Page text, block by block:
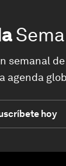
semanal
agenda
hoy